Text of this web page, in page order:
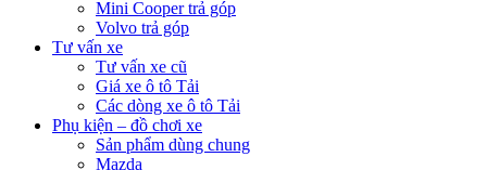
Mini Cooper trả góp
Volvo trả góp
Tư vấn xe
Tư vấn xe cũ
Giá xe ô tô Tải
Các dòng xe ô tô Tải
Phụ kiện – đồ chơi xe
Sản phẩm dùng chung
Mazda